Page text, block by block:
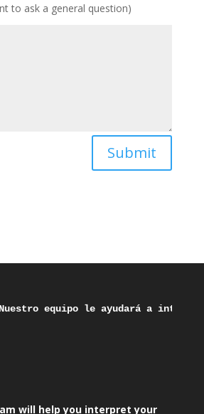
to ask a general question)
Submit
equipo le ayudará a
will help you interpret your